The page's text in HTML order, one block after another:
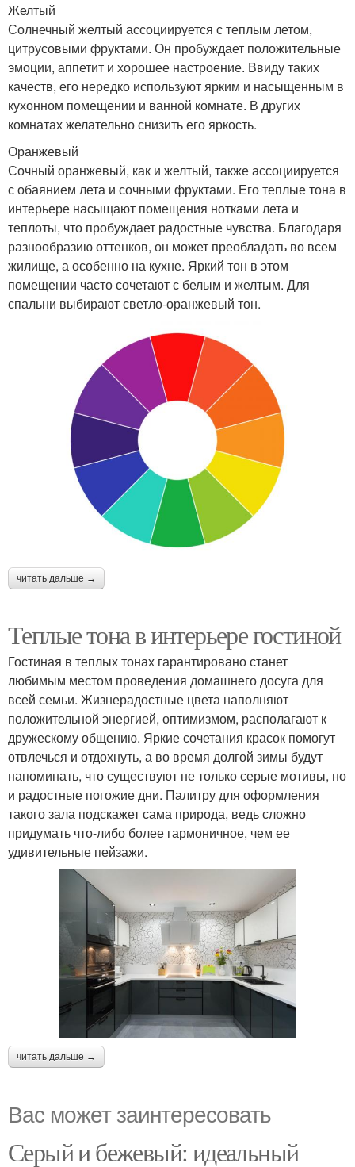
Желтый
Солнечный желтый ассоциируется с теплым летом,
цитрусовыми фруктами. Он пробуждает положительные
эмоции, аппетит и хорошее настроение. Ввиду таких
качеств, его нередко используют ярким и насыщенным в
кухонном помещении и ванной комнате. В других
комнатах желательно снизить его яркость.
Оранжевый
Сочный оранжевый, как и желтый, также ассоциируется
с обаянием лета и сочными фруктами. Его теплые тона в
интерьере насыщают помещения нотками лета и
теплоты, что пробуждает радостные чувства. Благодаря
разнообразию оттенков, он может преобладать во всем
жилище, а особенно на кухне. Яркий тон в этом
помещении часто сочетают с белым и желтым. Для
спальни выбирают светло-оранжевый тон.
читать дальше →
Теплые тона в интерьере гостиной
Гостиная в теплых тонах гарантировано станет
любимым местом проведения домашнего досуга для
всей семьи. Жизнерадостные цвета наполняют
положительной энергией, оптимизмом, располагают к
дружескому общению. Яркие сочетания красок помогут
отвлечься и отдохнуть, а во время долгой зимы будут
напоминать, что существуют не только серые мотивы, но
и радостные погожие дни. Палитру для оформления
такого зала подскажет сама природа, ведь сложно
придумать что-либо более гармоничное, чем ее
удивительные пейзажи.
читать дальше →
Вас может заинтересовать
Серый и бежевый: идеальный